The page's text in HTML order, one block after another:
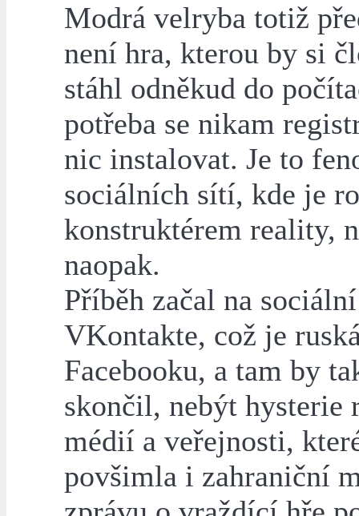
Modrá velryba totiž
není hra, kterou by si
stáhl odněkud do
potřeba se nikam
nic instalovat. Je to
sociálních sítí, kde je
konstruktérem reality,
naopak.
Příběh začal na
VKontakte, což je
Facebooku, a tam by
skončil, nebýt hysterie
médií a veřejnosti,
povšimla i zahraniční